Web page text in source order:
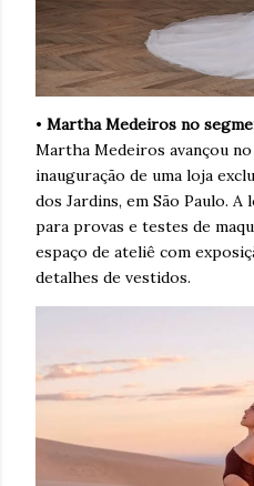
• Martha Medeiros no
Martha Medeiros avançou
inauguração de uma loja
dos Jardins, em São Paulo. A
para provas e testes de
espaço de ateliê com
detalhes de vestidos.